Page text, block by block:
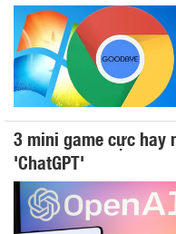
3 mini game cực hay
'ChatGPT'